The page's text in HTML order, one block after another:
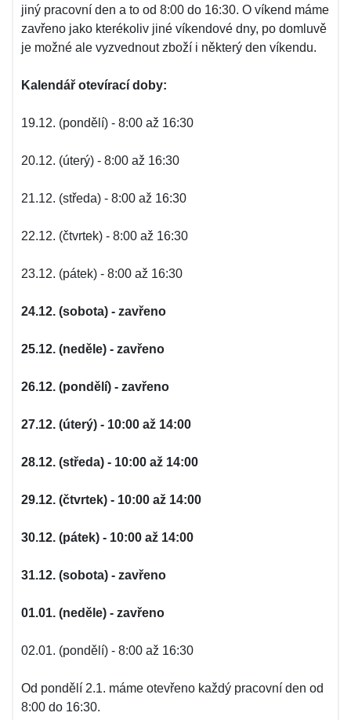
jiný pracovní den a to od 8:00 do 16:30. O víkend máme
zavřeno jako kterékoliv jiné víkendové dny, po domluvě
je možné ale vyzvednout zboží i některý den víkendu.
Kalendář otevírací doby:
19.12. (pondělí) - 8:00 až 16:30
20.12. (úterý) - 8:00 až 16:30
21.12. (středa) - 8:00 až 16:30
22.12. (čtvrtek) - 8:00 až 16:30
23.12. (pátek) - 8:00 až 16:30
24.12. (sobota) - zavřeno
25.12. (neděle) - zavřeno
26.12. (pondělí) - zavřeno
27.12. (úterý) - 10:00 až 14:00
28.12. (středa) - 10:00 až 14:00
29.12. (čtvrtek) - 10:00 až 14:00
30.12. (pátek) - 10:00 až 14:00
31.12. (sobota) - zavřeno
01.01. (neděle) - zavřeno
02.01. (pondělí) - 8:00 až 16:30
Od pondělí 2.1. máme otevřeno každý pracovní den od
8:00 do 16:30.